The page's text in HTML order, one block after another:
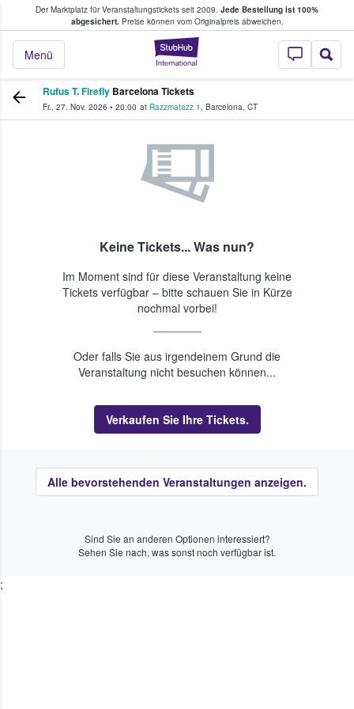
Der Marktplatz für Veranstaltungstickets seit 2009. Jede Bestellung ist 100%
abgesichert.Preise können vom Originalpreis abweichen.
StubHub - Wo
Menü
Tickets kaufen & verkaufen
Rufus T. Firefly Barcelona Tickets
Fr., 27. Nov. 2026 • 20:00 at Razzmatazz 1, Barcelona, CT
Keine Tickets... Was nun?
Im Moment sind für diese Veranstaltung keine
Tickets verfügbar – bitte schauen Sie in Kürze
nochmal vorbei!
Oder falls Sie aus irgendeinem Grund die
Veranstaltung nicht besuchen können...
Verkaufen Sie Ihre Tickets.
Alle bevorstehenden Veranstaltungen anzeigen.
Sind Sie an anderen Optionen interessiert?
Sehen Sie nach, was sonst noch verfügbar ist.
;